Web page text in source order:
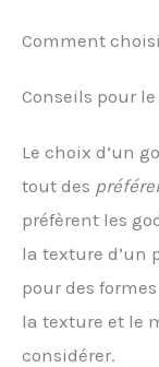
Comment
Conseils pour
Le choix d’un
tout des
préfèrent les
la texture d’un
pour des
la texture et le
considérer.